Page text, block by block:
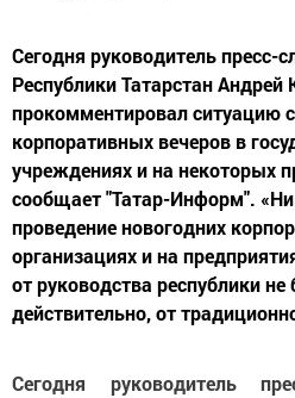
Сегодня руководитель пресс-
Республики Татарстан Андрей
прокомментировал ситуацию
корпоративных вечеров в
учреждениях и на некоторых
сообщает "Татар-Информ".
проведение новогодних
организациях и на
от руководства республики
действительно, от
Сегодня руководитель